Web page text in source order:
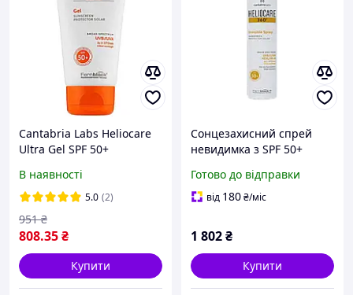
Cantabria Labs Heliocare
Ultra Gel SPF 50+
ультра для жирної і
комбінованої шкіри
схильної до акне
В наявності
5.0 (2)
808.35₴
951 ₴
Купити
Сонцезахисний спрей
невидимка з SPF 50+
Spray SPF 50+ CANTABRIA,
200 мл
Готово до відправки
від 180₴/міс
1 802₴
Купити